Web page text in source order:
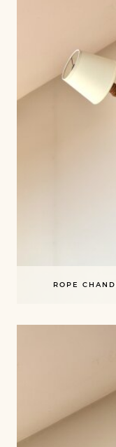
ROPE